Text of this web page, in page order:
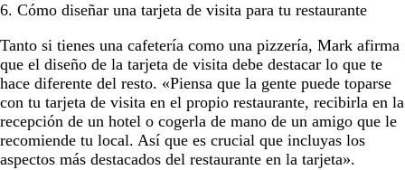
6. Cómo diseñar una tarjeta de visita para tu restaurante
Tanto si tienes una cafetería como una pizzería, Mark afirma
que el diseño de la tarjeta de visita debe destacar lo que te
hace diferente del resto. «Piensa que la gente puede toparse
con tu tarjeta de visita en el propio restaurante, recibirla en la
recepción de un hotel o cogerla de mano de un amigo que le
recomiende tu local. Así que es crucial que incluyas los
aspectos más destacados del restaurante en la tarjeta».